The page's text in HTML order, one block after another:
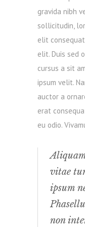
gravida nibh
sollicitudin,
elit
elit. Duis sed
cursus a sit
ipsum velit.
auctor a
erat
eu odio.
vitae
ipsum
non